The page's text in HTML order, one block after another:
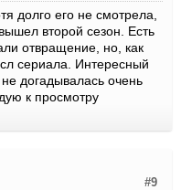
долго его не смотрела,
второй сезон. Есть
отвращение, но, как
сериала. Интересный
догадывалась очень
к просмотру
#9